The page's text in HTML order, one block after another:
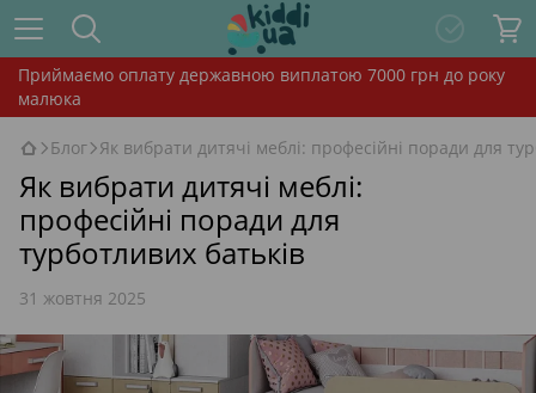
Приймаємо оплату державною виплатою 7000 грн до року
малюка
Блог Як вибрати дитячі меблі: професійні поради для
Як вибрати дитячі меблі:
професійні поради для
турботливих батьків
31 жовтня 2025